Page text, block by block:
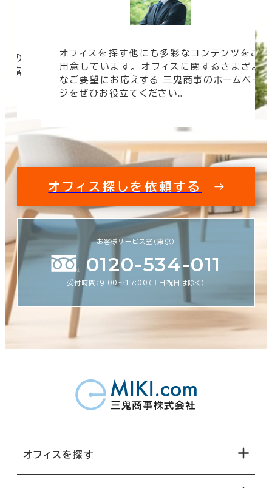
の
豊富
オフィスを探す他にも多彩なコンテンツをご
用意しています。 オフィスに関するさまざま
なご要望にお応えする 三鬼商事のホームペー
ジをぜひお役立てください。
オフィス探しを依頼する
お客様サービス室（東京）
0120-534-011
受付時間：9:00〜17:00（土日祝日は除く）
オフィスを探す